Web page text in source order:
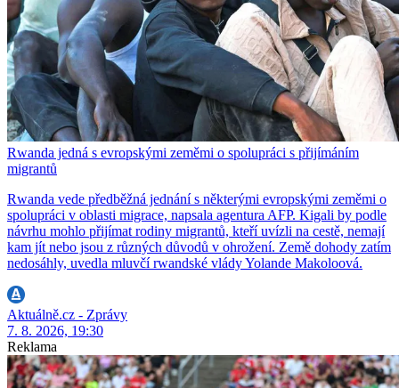
Rwanda jedná s evropskými zeměmi o spolupráci s přijímáním
migrantů
Rwanda vede předběžná jednání s některými evropskými zeměmi o
spolupráci v oblasti migrace, napsala agentura AFP. Kigali by podle
návrhu mohlo přijímat rodiny migrantů, kteří uvízli na cestě, nemají
kam jít nebo jsou z různých důvodů v ohrožení. Země dohody zatím
nedosáhly, uvedla mluvčí rwandské vlády Yolande Makoloová.
Aktuálně.cz - Zprávy
7. 8. 2026, 19:30
Reklama